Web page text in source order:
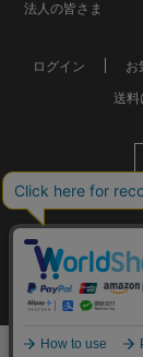
法人の皆さま
ログイン お
送料
会社概要 個人情
おしゃれな